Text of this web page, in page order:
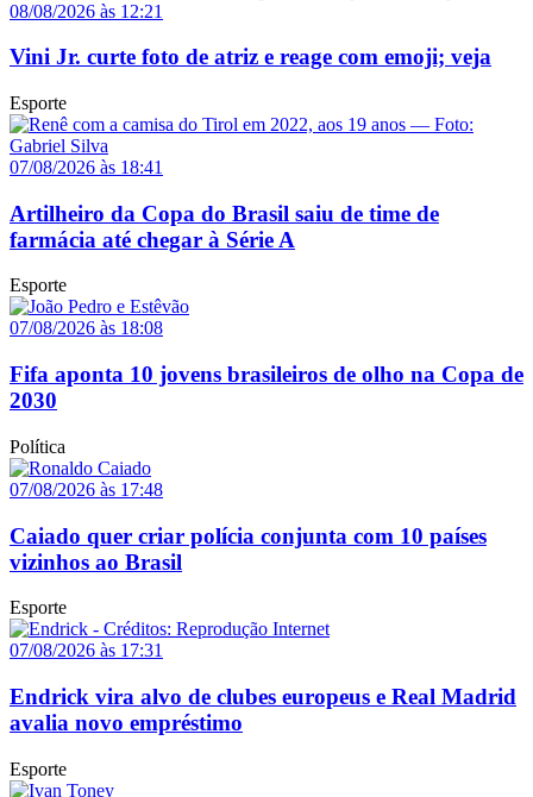
08/08/2026 às 12:21
Vini Jr. curte foto de atriz e reage com emoji; veja
Esporte
07/08/2026 às 18:41
Artilheiro da Copa do Brasil saiu de time de
farmácia até chegar à Série A
Esporte
07/08/2026 às 18:08
Fifa aponta 10 jovens brasileiros de olho na Copa de
2030
Política
07/08/2026 às 17:48
Caiado quer criar polícia conjunta com 10 países
vizinhos ao Brasil
Esporte
07/08/2026 às 17:31
Endrick vira alvo de clubes europeus e Real Madrid
avalia novo empréstimo
Esporte